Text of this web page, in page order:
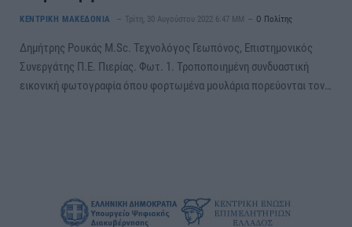
ΚΕΝΤΡΙΚΗ ΜΑΚΕΔΟΝΙΑ Τρίτη, 30 Αυγούστου 2022 6:47 ΜΜ Ο Πολίτης
Δημήτρης Ρουκάς M.Sc. Τεχνολόγος Γεωπόνος, Επιστημονικός
Συνεργάτης Π.Ε. Πιερίας. Φωτ. 1. Τροποποιημένη συνδυαστική
εικονική φωτογραφία όπου φορτωμένα μουλάρια πορεύονται τον…